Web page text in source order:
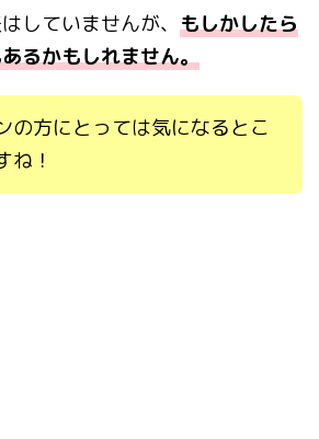
していませんが、 もしかしたら
るかもしれません。
の方にとっては気になるとこ
ね！